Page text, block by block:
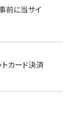
前に当サイ
カード決済